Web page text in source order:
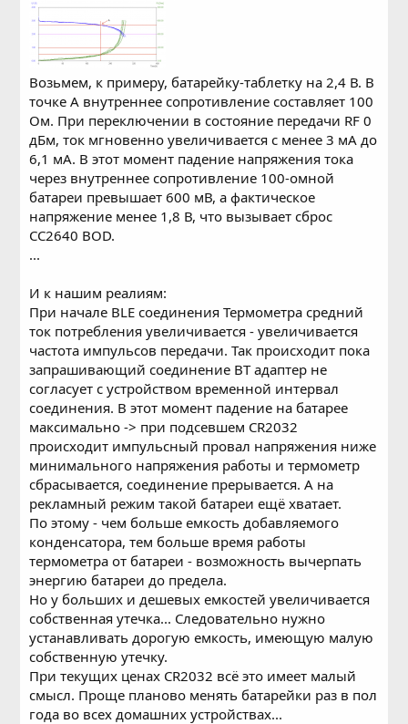
Возьмем, к примеру, батарейку-таблетку на 2,4 В. В
точке A внутреннее сопротивление составляет 100
Ом. При переключении в состояние передачи RF 0
дБм, ток мгновенно увеличивается с менее 3 мА до
6,1 мА. В этот момент падение напряжения тока
через внутреннее сопротивление 100-омной
батареи превышает 600 мВ, а фактическое
напряжение менее 1,8 В, что вызывает сброс
CC2640 BOD.
...
И к нашим реалиям:
При начале BLE соединения Термометра средний
ток потребления увеличивается - увеличивается
частота импульсов передачи. Так происходит пока
запрашивающий соединение BT адаптер не
согласует с устройством временной интервал
соединения. В этот момент падение на батарее
максимально -> при подсевшем CR2032
происходит импульсный провал напряжения ниже
минимального напряжения работы и термометр
сбрасывается, соединение прерывается. А на
рекламный режим такой батареи ещё хватает.
По этому - чем больше емкость добавляемого
конденсатора, тем больше время работы
термометра от батареи - возможность вычерпать
энергию батареи до предела.
Но у больших и дешевых емкостей увеличивается
собственная утечка... Следовательно нужно
устанавливать дорогую емкость, имеющую малую
собственную утечку.
При текущих ценах CR2032 всё это имеет малый
смысл. Проще планово менять батарейки раз в пол
года во всех домашних устройствах...